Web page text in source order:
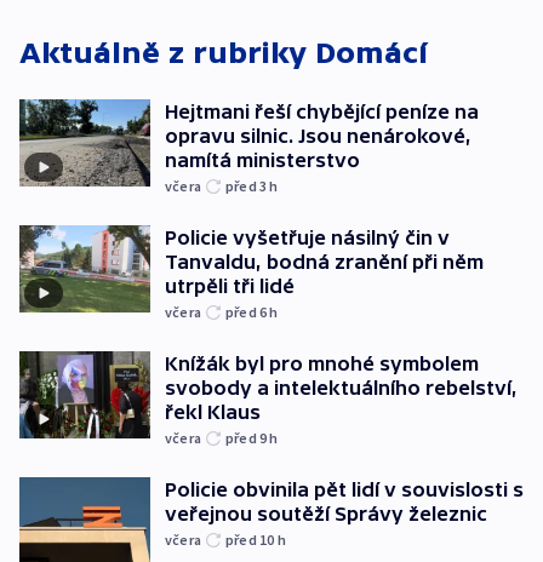
Aktuálně z rubriky Domácí
Hejtmani řeší chybějící peníze na
opravu silnic. Jsou nenárokové,
namítá ministerstvo
včera před 3h
Policie vyšetřuje násilný čin v
Tanvaldu, bodná zranění při něm
utrpěli tři lidé
včera před 6h
Knížák byl pro mnohé symbolem
svobody a intelektuálního rebelství,
řekl Klaus
včera před 9h
Policie obvinila pět lidí v souvislosti s
veřejnou soutěží Správy železnic
včera před 10 h